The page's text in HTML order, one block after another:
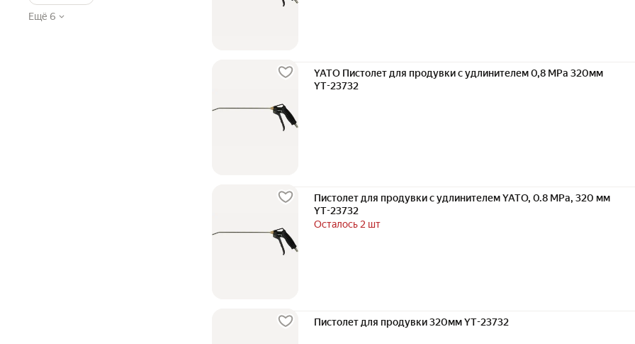
Ещё 6
YATO Пистолет для продувки с удлинителем 0,8 MPa 320мм
YT-23732
Пистолет для продувки с удлинителем YATO, 0.8 MPa, 320 мм
YT-23732
Осталось 2 шт
Пистолет для продувки 320мм YT-23732